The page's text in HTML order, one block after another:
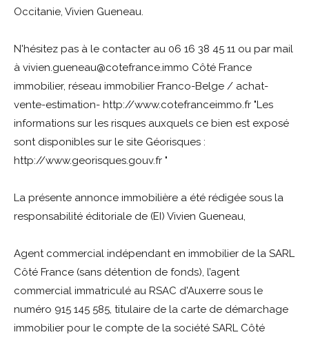
Occitanie, Vivien Gueneau.
N'hésitez pas à le contacter au 06 16 38 45 11 ou par mail
à vivien.gueneau@cotefrance.immo Côté France
immobilier, réseau immobilier Franco-Belge / achat-
vente-estimation- http://www.cotefranceimmo.fr "Les
informations sur les risques auxquels ce bien est exposé
sont disponibles sur le site Géorisques :
http://www.georisques.gouv.fr "
La présente annonce immobilière a été rédigée sous la
responsabilité éditoriale de (EI) Vivien Gueneau,
Agent commercial indépendant en immobilier de la SARL
Côté France (sans détention de fonds), l’agent
commercial immatriculé au RSAC d'Auxerre sous le
numéro 915 145 585, titulaire de la carte de démarchage
immobilier pour le compte de la société SARL Côté